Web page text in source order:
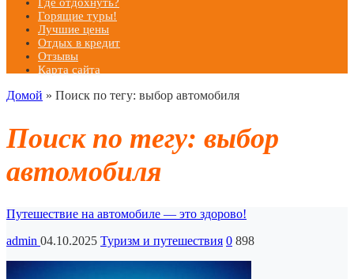
Горящие туры!
Лучшие цены
Отдых в кредит
Отзывы
Карта сайта
Домой » Поиск по тегу: выбор автомобиля
Поиск по тегу: выбор
автомобиля
Путешествие на автомобиле — это здорово!
admin 04.10.2025 Туризм и путешествия 0 898